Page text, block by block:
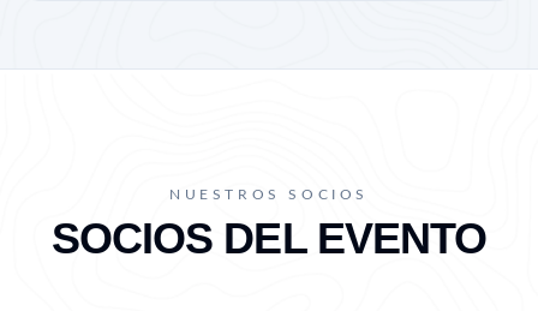
NUESTROS SOCIOS
SOCIOS DEL EVENTO